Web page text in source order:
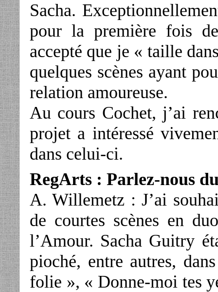
Sacha.
pour la première fois
accepté que je « taille
quelques scènes ayant
relation amoureuse.
Au cours Cochet, j’ai
projet a intéressé
dans celui-ci.
RegArts : Parlez-nous
A. Willemetz : J’ai
de courtes scènes en
l’Amour. Sacha Guitry
pioché, entre autres,
folie », « Donne-moi tes